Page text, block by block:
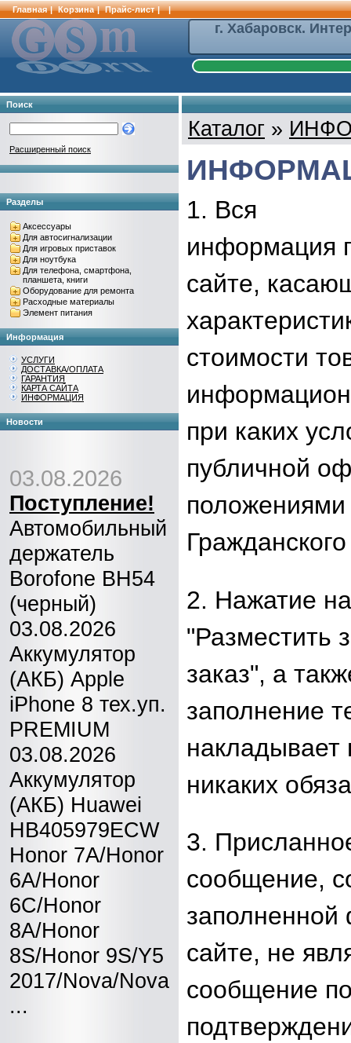
Главная | Корзина | Прайс-лист | |
г. Хабаровск.
Поиск
Расширенный поиск
Разделы
Аксессуары
Для автосигнализации
Для игровых приставок
Для ноутбука
Для телефона, смартфона,
планшета, книги
Оборудование для ремонта
Расходные материалы
Элемент питания
Информация
УСЛУГИ
ДОСТАВКА/ОПЛАТА
ГАРАНТИЯ
КАРТА САЙТА
ИНФОРМАЦИЯ
Новости
03.08.2026
Поступление!
Автомобильный
держатель
Borofone BH54
(черный)
03.08.2026
Аккумулятор
(АКБ) Apple
iPhone 8 тех.уп.
PREMIUM
03.08.2026
Аккумулятор
(АКБ) Huawei
HB405979ECW
Honor 7A/Honor
6A/Honor
6C/Honor
8A/Honor
8S/Honor 9S/Y5
2017/Nova/Nova
...
Каталог »
1. Вся
информация
сайте,
стоимости
при каких
публичной
2. Нажатие
"Разместить
заказ", а
заполнение
накладывает
никаких
3.
сообщение,
сайте, не
сообщение